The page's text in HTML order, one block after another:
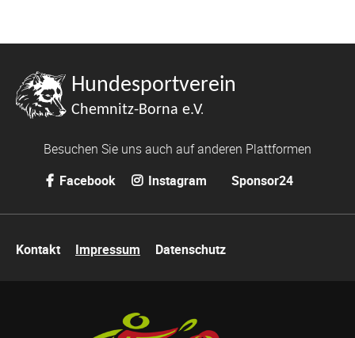
Besuchen Sie uns auch auf anderen Plattformen
Facebook
Instagram Sponsor24
überspringen
Kontakt Impressum Datenschutz